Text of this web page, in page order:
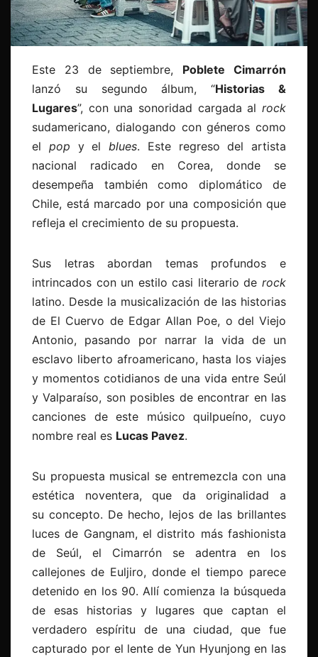
Este 23 de septiembre, Poblete Cimarrón
lanzó su segundo álbum, “Historias &
Lugares”, con una sonoridad cargada al rock
sudamericano, dialogando con géneros como
el pop y el blues. Este regreso del artista
nacional radicado en Corea, donde se
desempeña también como diplomático de
Chile, está marcado por una composición que
refleja el crecimiento de su propuesta.
Sus letras abordan temas profundos e
intrincados con un estilo casi literario de rock
latino. Desde la musicalización de las historias
de El Cuervo de Edgar Allan Poe, o del Viejo
Antonio, pasando por narrar la vida de un
esclavo liberto afroamericano, hasta los viajes
y momentos cotidianos de una vida entre Seúl
y Valparaíso, son posibles de encontrar en las
canciones de este músico quilpueíno, cuyo
nombre real es Lucas Pavez.
Su propuesta musical se entremezcla con una
estética noventera, que da originalidad a
su concepto. De hecho, lejos de las brillantes
luces de Gangnam, el distrito más fashionista
de Seúl, el Cimarrón se adentra en los
callejones de Euljiro, donde el tiempo parece
detenido en los 90. Allí comienza la búsqueda
de esas historias y lugares que captan el
verdadero espíritu de una ciudad, que fue
capturado por el lente de Yun Hyunjong en las